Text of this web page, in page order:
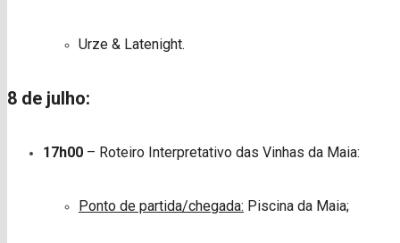
Urze & Latenight.
8 de julho:
17h00 – Roteiro Interpretativo das Vinhas da Maia:
Ponto de partida/chegada: Piscina da Maia;